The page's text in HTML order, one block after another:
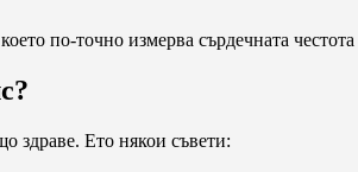
по-точно измерва сърдечната
здраве. Ето някои съвети: